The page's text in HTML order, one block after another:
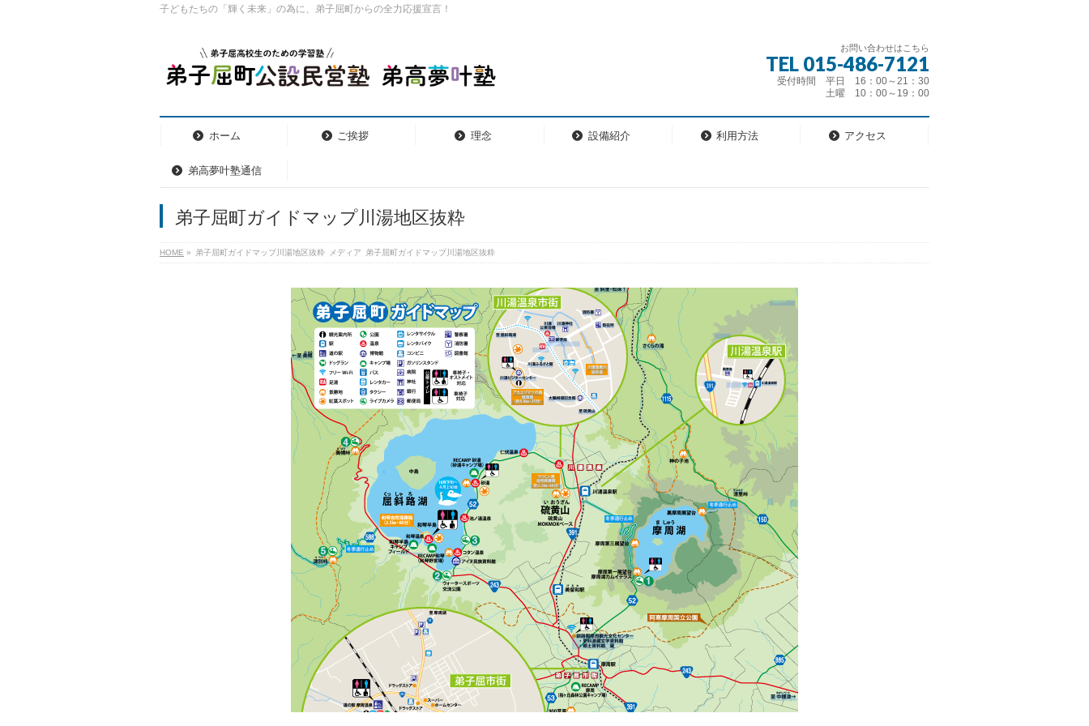
子どもたちの「輝く未来」の為に、弟子屈町からの全力応援宣言！
お問い合わせはこちら
TEL 015-486-7121
受付時間 平日 16：00～21：30
土曜 10：00～19：00
ホーム ご挨拶 理念 設備紹介 利用方法 アクセス
弟高夢叶塾通信
弟子屈町ガイドマップ川湯地区抜粋
HOME » 弟子屈町ガイドマップ川湯地区抜粋 メディア 弟子屈町ガイドマップ川湯地区抜粋